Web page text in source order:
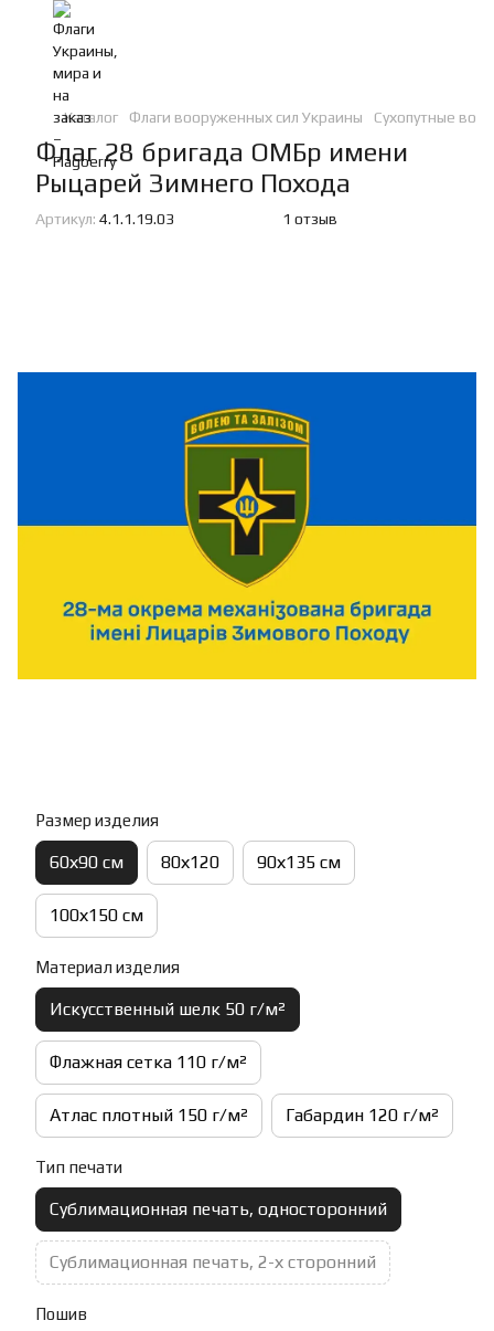
Каталог Флаги вооруженных сил Украины Сухопутные
Флаг 28 бригада ОМБр имени
Рыцарей Зимнего Похода
Артикул: 4.1.1.19.03 1 отзыв
Размер изделия
60х90 см 80х120 90х135 см
100х150 см
Материал изделия
Искусственный шелк 50 г/м²
Флажная сетка 110 г/м²
Атлас плотный 150 г/м² Габардин 120 г/м²
Тип печати
Сублимационная печать, односторонний
Сублимационная печать, 2-х сторонний
Пошив